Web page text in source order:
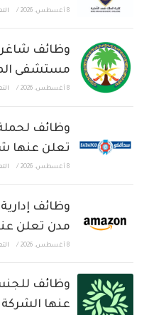
8 أغسطس، 2026 /
وظائف
مستشفى
8 أغسطس، 2026 /
وظائف
تعلن عنها
8 أغسطس، 2026 /
وظائف
مدن تعلن
8 أغسطس، 2026 /
وظائف
عنها